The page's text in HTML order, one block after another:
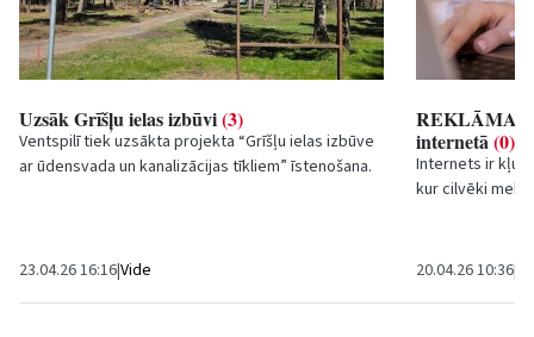
Uzsāk Grīšļu ielas izbūvi(3)
Ventspilī tiek uzsākta projekta “Grīšļu ielas izbūve
ar ūdensvada un kanalizācijas tīkliem” īstenošana.
23.04.26 16:16|Vide
REKLĀMA:
internetā(0)
Internets ir
kur cilvēki
20.04.26 10:36|